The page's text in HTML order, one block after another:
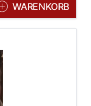
WARENKORB